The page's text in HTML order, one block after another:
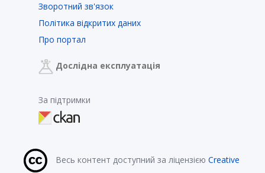
Зворотний зв'язок
Політика відкритих даних
Про портал
Дослідна експлуатація
За підтримки
Весь контент доступний за ліцензією Creative